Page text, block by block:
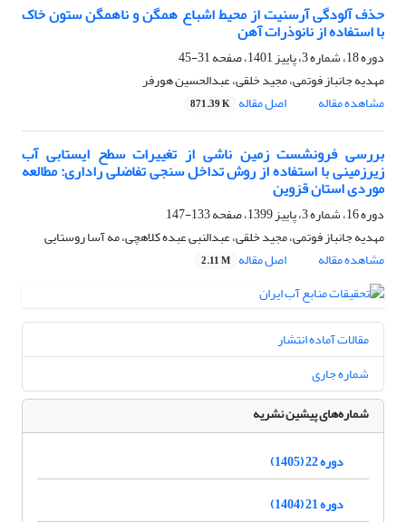
حذف آلودگی آرسنیت از محیط اشباع همگن و ناهمگن ستون خاک
با استفاده از نانوذرات آهن
دوره 18، شماره 3، پاییز 1401، صفحه
31-45
مهدیه جانباز فوتمی، مجید خلقی، عبدالحسین هورفر
مشاهده مقاله
اصل مقاله 871.39 K
بررسی فرونشست زمین ناشی از تغییرات سطح ایستابی آب
زیرزمینی با استفاده از روش تداخل سنجی تفاضلی راداری: مطالعه
موردی استان قزوین
دوره 16، شماره 3، پاییز 1399، صفحه
133-147
مهدیه جانباز فوتمی، مجید خلقی، عبدالنبی عبده کلاهچی، مه آسا روستایی
مشاهده مقاله
اصل مقاله 2.11 M
مقالات آماده انتشار
شماره جاری
شماره‌های پیشین نشریه
دوره 22 (1405)
دوره 21 (1404)